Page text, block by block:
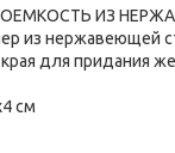
ИЗ
из нержавеющей
для придания
см